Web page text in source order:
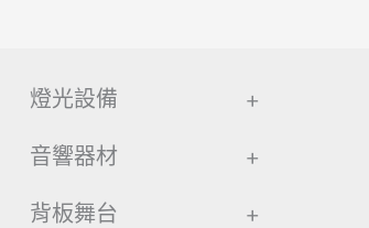
燈光設備 +
音響器材 +
背板舞台 +